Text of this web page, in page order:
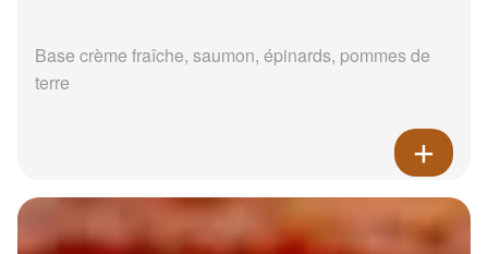
Base crème fraîche, saumon, épinards, pommes de
terre